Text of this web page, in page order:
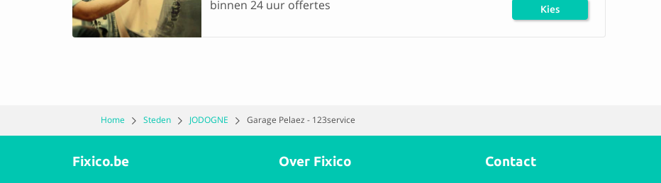
binnen 24 uur offertes
Kies
Home Steden JODOGNE Garage Pelaez - 123service
Fixico.be Over Fixico Contact